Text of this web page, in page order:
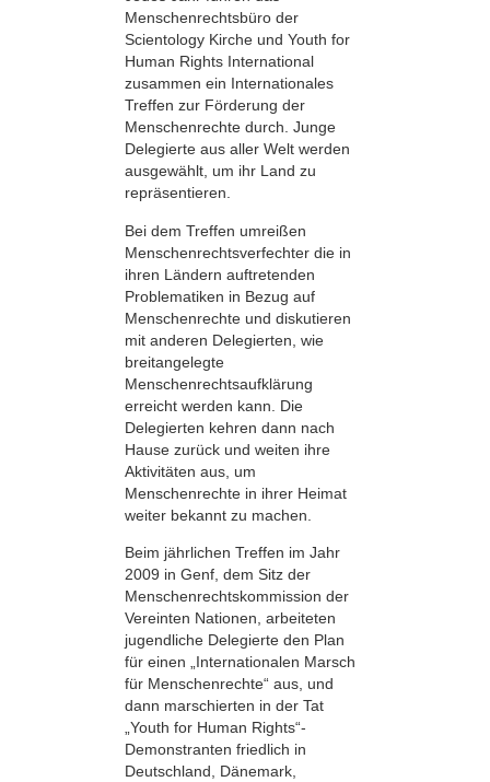
Menschenrechtsbüro der
Scientology Kirche und Youth for
Human Rights International
zusammen ein Internationales
Treffen zur Förderung der
Menschenrechte durch. Junge
Delegierte aus aller Welt werden
ausgewählt, um ihr Land zu
repräsentieren.
Bei dem Treffen umreißen
Menschenrechts­verfechter die in
ihren Ländern auftretenden
Problematiken in Bezug auf
Menschenrechte und diskutieren
mit anderen Delegierten, wie
breitangelegte
Menschenrechtsaufklärung
erreicht werden kann. Die
Delegierten kehren dann nach
Hause zurück und weiten ihre
Aktivitäten aus, um
Menschenrechte in ihrer Heimat
weiter bekannt zu machen.
Beim jährlichen Treffen im Jahr
2009 in Genf, dem Sitz der
Menschenrechts­kommission der
Vereinten Nationen, arbeiteten
jugendliche Delegierte den Plan
für einen „Internationalen Marsch
für Menschenrechte“ aus, und
dann marschierten in der Tat
„Youth for Human Rights“-
Demonstranten friedlich in
Deutschland, Dänemark,